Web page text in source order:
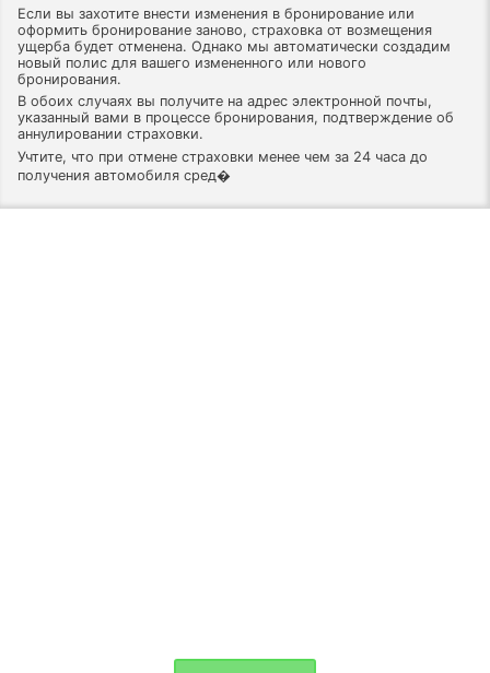
Если вы захотите внести изменения в бронирование или
оформить бронирование заново, страховка от возмещения
ущерба будет отменена. Однако мы автоматически создадим
новый полис для вашего измененного или нового
бронирования.
В обоих случаях вы получите на адрес электронной почты,
указанный вами в процессе бронирования, подтверждение об
аннулировании страховки.
Учтите, что при отмене страховки менее чем за 24 часа до
получения автомобиля сред�